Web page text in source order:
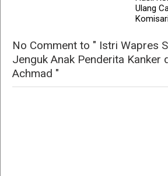
Ulang
No Comment to " Istri Wapres
Jenguk Anak Penderita Kanker
Achmad "